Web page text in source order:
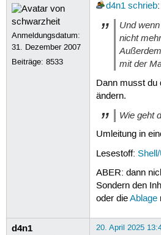
Anmeldungsdatum:
31. Dezember 2007
Beiträge:8533
d4n1 schrieb:
Und
nicht
mit der
Dann musst du
ändern.
Wie geht
Umleitung in
Lesestoff:
ABER: dann
Sondern den
oder dieAblage
d4n1 20. April 2025